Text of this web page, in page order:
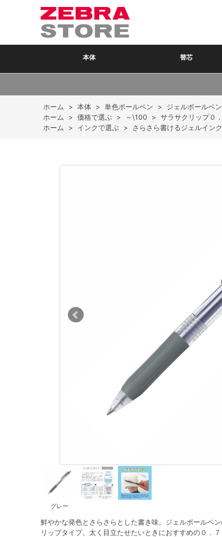
本体 替芯
ホーム > 本体 > 単色ボールペン > ジェルボールペン
ホーム
> 価格で選ぶ > ～\100 > サラサクリップ０
ホーム
> インクで選ぶ > さらさら書けるジェルインク
グレー
鮮やかな発色とさらさらとした書き味。ジェルボールペ
リップタイプ。太く目立たせたいときにおすすめの０．７